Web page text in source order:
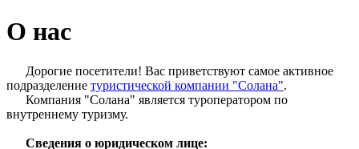
О нас
Дорогие посетители! Вас приветствуют самое активное
подразделение туристической компании "Солана".
Компания "Солана" является туроператором по
внутреннему туризму.
Сведения о юридическом лице: